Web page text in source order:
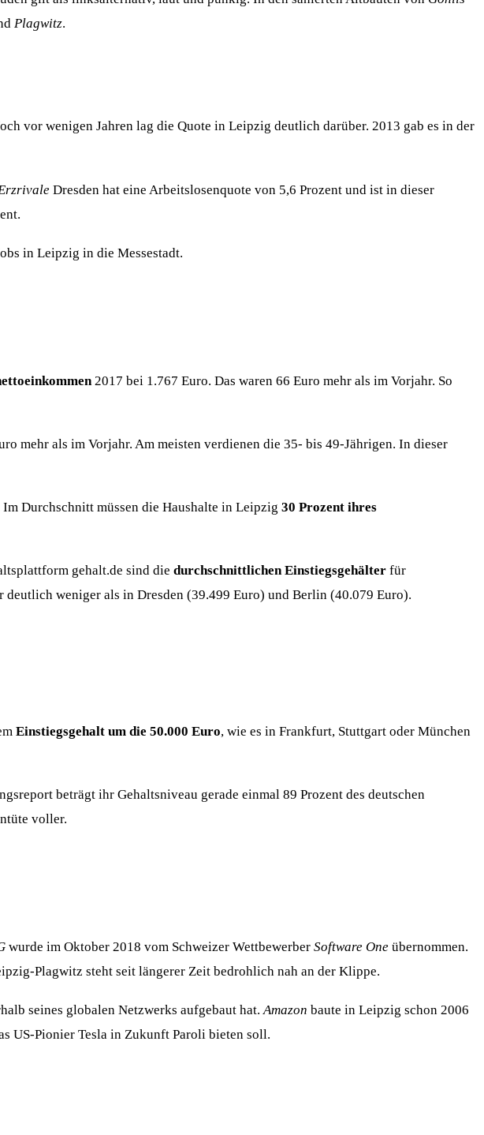
Plagwitz.
vor wenigen Jahren lag die Quote in Leipzig deutlich darüber. 2013 gab es in der
Dresden hat eine Arbeitslosenquote von 5,6 Prozent und ist in dieser
in Leipzig in die Messestadt.
2017 bei 1.767 Euro. Das waren 66 Euro mehr als im Vorjahr. So
mehr als im Vorjahr. Am meisten verdienen die 35- bis 49-Jährigen. In dieser
Durchschnitt müssen die Haushalte in Leipzig 30 Prozent ihres
gehalt.de sind die durchschnittlichen Einstiegsgehälter für
weniger als in Dresden (39.499 Euro) und Berlin (40.079 Euro).
Einstiegsgehalt um die 50.000 Euro, wie es in Frankfurt, Stuttgart oder München
beträgt ihr Gehaltsniveau gerade einmal 89 Prozent des deutschen
voller.
wurde im Oktober 2018 vom Schweizer Wettbewerber Software One übernommen.
Plagwitz steht seit längerer Zeit bedrohlich nah an der Klippe.
seines globalen Netzwerks aufgebaut hat.Amazon baute in Leipzig schon 2006
US-Pionier Tesla in Zukunft Paroli bieten soll.